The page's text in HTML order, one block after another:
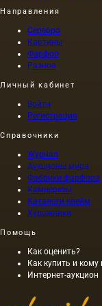
Направления
Серебро
Картины
Фарфор
Разное
Личный кабинет
Войти
Регистрация
Справочники
Журнал
Аукционы мира
Фабрики фарфора
Камнерезы
Каталоги клейм
Художники
Помощь
Как оценить?
Как купить и кому
Интернет-аукцион